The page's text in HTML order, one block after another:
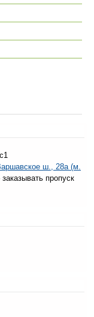
ш., 28а (м.
пропуск